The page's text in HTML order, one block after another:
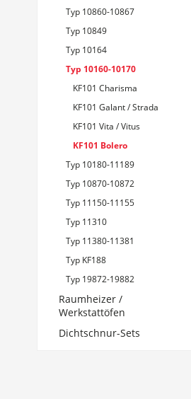
Typ 10860-10867
Typ 10849
Typ 10164
Typ 10160-10170
KF101 Charisma
KF101 Galant / Strada
KF101 Vita / Vitus
KF101 Bolero
Typ 10180-11189
Typ 10870-10872
Typ 11150-11155
Typ 11310
Typ 11380-11381
Typ KF188
Typ 19872-19882
Raumheizer /
Werkstattöfen
Dichtschnur-Sets